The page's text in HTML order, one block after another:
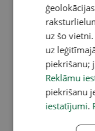
uz šo
uz
piekrišanu;
Reklāmu
piekrišanu
iestatījumi.